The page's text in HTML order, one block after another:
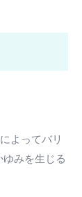
よってバリ
みを生じる